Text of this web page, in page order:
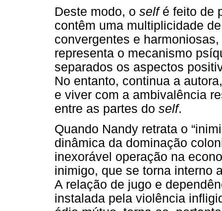
Deste modo, o selfé feito de
contêm uma multiplicidade
convergentes e
representa o mecanismo
separados os aspectos
No entanto, continua a
e viver com a ambivalência
entre as partes do self.
Quando Nandy retrata o
dinâmica da dominação
inexorável operação na
inimigo, que se torna interno
A relação de jugo e
instalada pela violência